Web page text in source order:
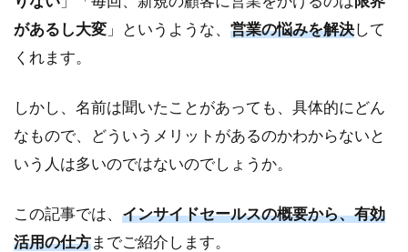
があるし大変 」というような、 営業の悩みを解決して
くれます。
しかし、名前は聞いたことがあっても、具体的にどん
なもので、どういうメリットがあるのかわからないと
いう人は多いのではないのでしょうか。
この記事では、 インサイドセールスの概要から、有効
活用の仕方までご紹介します。